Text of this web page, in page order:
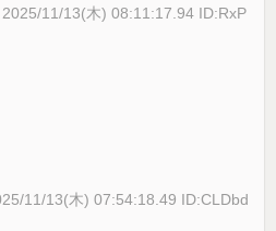
2025/11/13(木) 08:11:17.94 ID:RxP
11/13(木) 07:54:18.49 ID:CLDbd